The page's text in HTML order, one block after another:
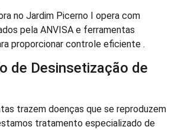
no Jardim Picerno I opera com
pela ANVISA e ferramentas
proporcionar controle eficiente .
de Desinsetização de
trazem doenças que se reproduzem
tratamento especializado de